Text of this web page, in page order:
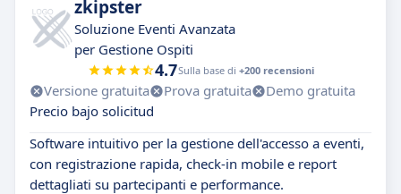
zkipster
Soluzione Eventi Avanzata
per Gestione Ospiti
4.7Sulla base di +200 recensioni
Versione gratuita Prova gratuita
Demo gratuita
Precio bajo solicitud
Software intuitivo per la gestione dell'accesso a eventi,
con registrazione rapida, check-in mobile e report
dettagliati su partecipanti e performance.